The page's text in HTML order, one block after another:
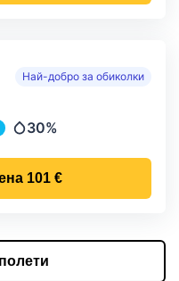
Най-добро за обиколки
и
Валежи
30%
101 €